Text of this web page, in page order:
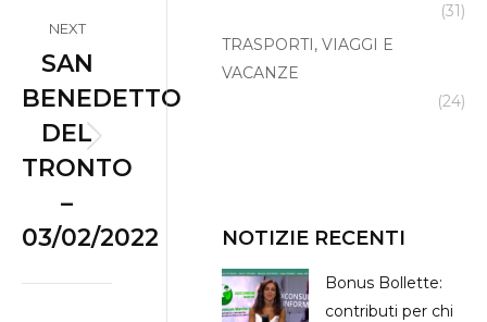
NEXT
Next
album:
SAN
BENEDETTO
DEL
TRONTO
–
03/02/2022
(31)
TRASPORTI, VIAGGI E
VACANZE
(24)
NOTIZIE RECENTI
Bonus Bollette:
contributi per chi